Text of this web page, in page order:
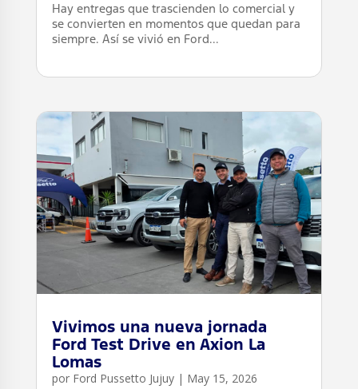
Hay entregas que trascienden lo comercial y
se convierten en momentos que quedan para
siempre. Así se vivió en Ford...
Vivimos una nueva jornada
Ford Test Drive en Axion La
Lomas
por Ford Pussetto Jujuy| May 15, 2026